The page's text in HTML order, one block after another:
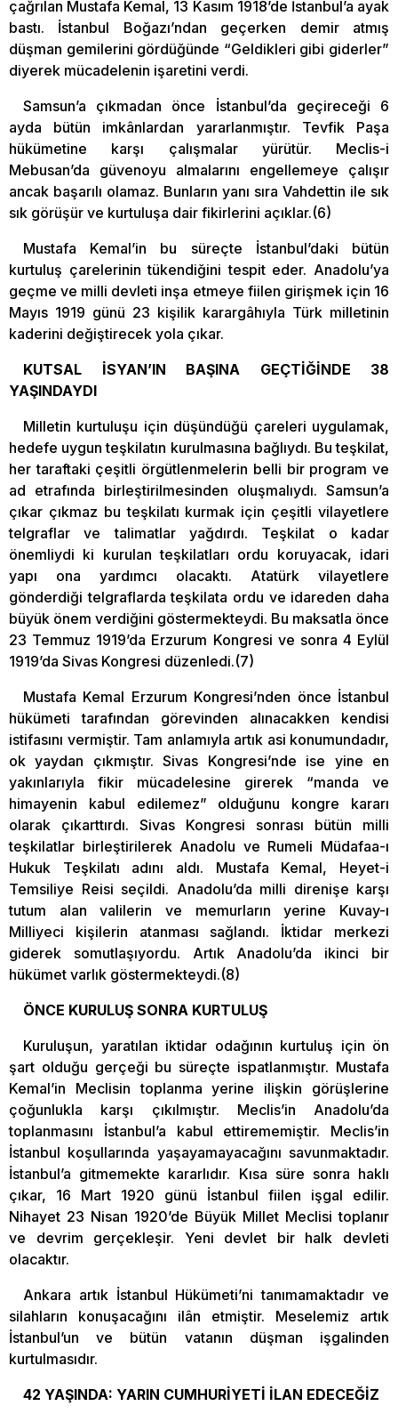
çağrılan Mustafa Kemal, 13 Kasım 1918’de İstanbul’a ayak
bastı. İstanbul Boğazı’ndan geçerken demir atmış
düşman gemilerini gördüğünde “Geldikleri gibi giderler”
diyerek mücadelenin işaretini verdi.
Samsun’a çıkmadan önce İstanbul’da geçireceği 6
ayda bütün imkânlardan yararlanmıştır. Tevfik Paşa
hükümetine karşı çalışmalar yürütür. Meclis-i
Mebusan’da güvenoyu almalarını engellemeye çalışır
ancak başarılı olamaz. Bunların yanı sıra Vahdettin ile sık
sık görüşür ve kurtuluşa dair fikirlerini açıklar.(6)
Mustafa Kemal’in bu süreçte İstanbul’daki bütün
kurtuluş çarelerinin tükendiğini tespit eder. Anadolu’ya
geçme ve milli devleti inşa etmeye fiilen girişmek için 16
Mayıs 1919 günü 23 kişilik karargâhıyla Türk milletinin
kaderini değiştirecek yola çıkar.
KUTSAL İSYAN’IN BAŞINA GEÇTİĞİNDE 38
YAŞINDAYDI
Milletin kurtuluşu için düşündüğü çareleri uygulamak,
hedefe uygun teşkilatın kurulmasına bağlıydı. Bu teşkilat,
her taraftaki çeşitli örgütlenmelerin belli bir program ve
ad etrafında birleştirilmesinden oluşmalıydı. Samsun’a
çıkar çıkmaz bu teşkilatı kurmak için çeşitli vilayetlere
telgraflar ve talimatlar yağdırdı. Teşkilat o kadar
önemliydi ki kurulan teşkilatları ordu koruyacak, idari
yapı ona yardımcı olacaktı. Atatürk vilayetlere
gönderdiği telgraflarda teşkilata ordu ve idareden daha
büyük önem verdiğini göstermekteydi. Bu maksatla önce
23 Temmuz 1919’da Erzurum Kongresi ve sonra 4 Eylül
1919’da Sivas Kongresi düzenledi.(7)
Mustafa Kemal Erzurum Kongresi’nden önce İstanbul
hükümeti tarafından görevinden alınacakken kendisi
istifasını vermiştir. Tam anlamıyla artık asi konumundadır,
ok yaydan çıkmıştır. Sivas Kongresi’nde ise yine en
yakınlarıyla fikir mücadelesine girerek “manda ve
himayenin kabul edilemez” olduğunu kongre kararı
olarak çıkarttırdı. Sivas Kongresi sonrası bütün milli
teşkilatlar birleştirilerek Anadolu ve Rumeli Müdafaa-ı
Hukuk Teşkilatı adını aldı. Mustafa Kemal, Heyet-i
Temsiliye Reisi seçildi. Anadolu’da milli direnişe karşı
tutum alan valilerin ve memurların yerine Kuvay-ı
Milliyeci kişilerin atanması sağlandı. İktidar merkezi
giderek somutlaşıyordu. Artık Anadolu’da ikinci bir
hükümet varlık göstermekteydi.(8)
ÖNCE KURULUŞ SONRA KURTULUŞ
Kuruluşun, yaratılan iktidar odağının kurtuluş için ön
şart olduğu gerçeği bu süreçte ispatlanmıştır. Mustafa
Kemal’in Meclisin toplanma yerine ilişkin görüşlerine
çoğunlukla karşı çıkılmıştır. Meclis’in Anadolu’da
toplanmasını İstanbul’a kabul ettirememiştir. Meclis’in
İstanbul koşullarında yaşayamayacağını savunmaktadır.
İstanbul’a gitmemekte kararlıdır. Kısa süre sonra haklı
çıkar, 16 Mart 1920 günü İstanbul fiilen işgal edilir.
Nihayet 23 Nisan 1920’de Büyük Millet Meclisi toplanır
ve devrim gerçekleşir. Yeni devlet bir halk devleti
olacaktır.
Ankara artık İstanbul Hükümeti’ni tanımamaktadır ve
silahların konuşacağını ilân etmiştir. Meselemiz artık
İstanbul’un ve bütün vatanın düşman işgalinden
kurtulmasıdır.
42 YAŞINDA: YARIN CUMHURİYETİ İLAN EDECEĞİZ